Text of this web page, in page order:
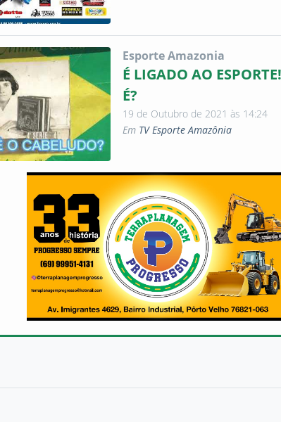
Esporte Amazonia
É LIGADO AO
É?
19 de Outubro de 2021 às 14:24
Em TV Esporte Amazônia